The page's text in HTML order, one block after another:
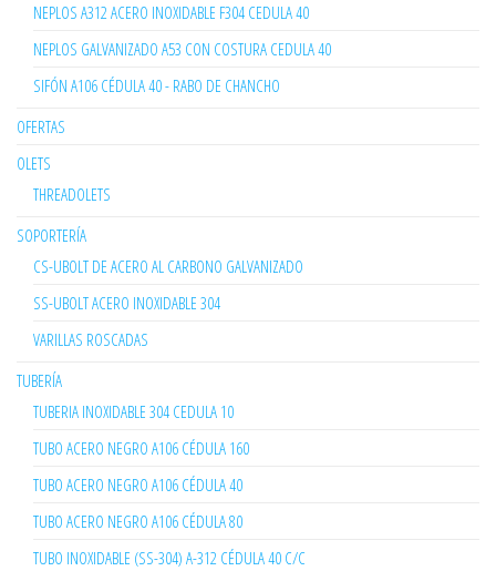
NEPLOS A312 ACERO INOXIDABLE F304 CEDULA 40
NEPLOS GALVANIZADO A53 CON COSTURA CEDULA 40
SIFÓN A106 CÉDULA 40 - RABO DE CHANCHO
OFERTAS
OLETS
THREADOLETS
SOPORTERÍA
CS-UBOLT DE ACERO AL CARBONO GALVANIZADO
SS-UBOLT ACERO INOXIDABLE 304
VARILLAS ROSCADAS
TUBERÍA
TUBERIA INOXIDABLE 304 CEDULA 10
TUBO ACERO NEGRO A106 CÉDULA 160
TUBO ACERO NEGRO A106 CÉDULA 40
TUBO ACERO NEGRO A106 CÉDULA 80
TUBO INOXIDABLE (SS-304) A-312 CÉDULA 40 C/C